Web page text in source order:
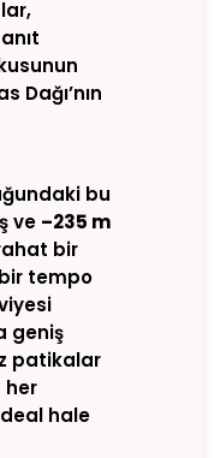
Dağı’nın
bu
ve –235 m
bir
tempo
geniş
patikalar
her
hale